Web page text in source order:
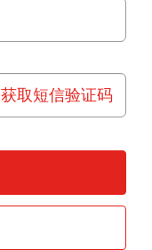
获取短信验证码